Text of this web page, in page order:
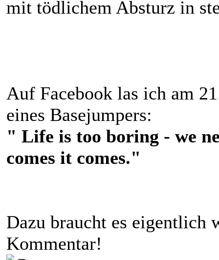
mit tödlichem Absturz in
Auf Facebook las ich am
eines Basejumpers:
" Life is too boring - we
comes it comes."
Dazu braucht es eigentlich
Kommentar!